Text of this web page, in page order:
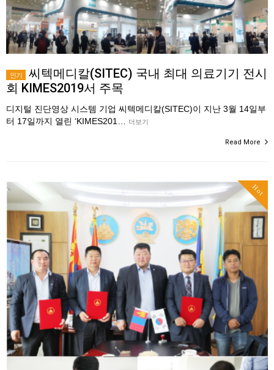
인기
씨텍메디칼(SITEC) 국내 최대 의료기기 전시
회 KIMES2019서 주목
디지털 진단영상 시스템 기업 씨텍메디칼(SITEC)이 지난 3월 14일부
터 17일까지 열린 ‘KIMES201…
더보기
Read More
Hot